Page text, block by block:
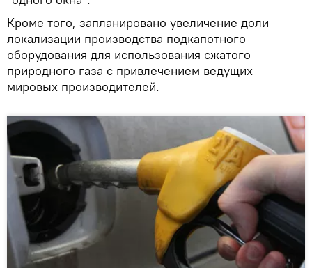
Кроме того, запланировано увеличение доли
локализации производства подкапотного
оборудования для использования сжатого
природного газа с привлечением ведущих
мировых производителей.